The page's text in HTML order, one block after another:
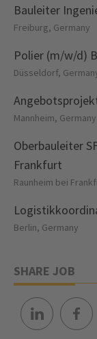
Bauleiter
Freiburg, Germany
Polier (m/w/d)
Düsseldorf,
Mannheim, Germany
Oberbauleiter
Frankfurt
Raunheim bei
Berlin, Germany
SHARE JOB